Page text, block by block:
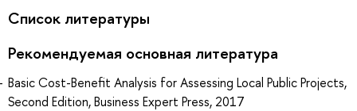
Список литературы
Рекомендуемая основная литература
Basic Cost-Benefit Analysis for Assessing Local Public Projects,
Second Edition, Business Expert Press, 2017